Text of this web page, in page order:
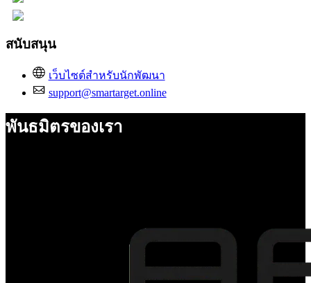
สนับสนุน
เว็บไซต์สำหรับนักพัฒนา
support@smartarget.online
พันธมิตรของเรา